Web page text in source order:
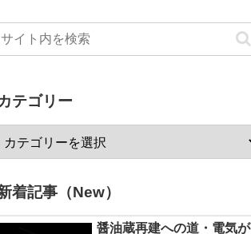
テゴリー
着記事（New）
醤油蔵再建への道・電気が